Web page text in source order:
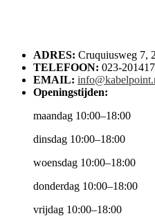
ADRES: Cruquiusweg 7,
TELEFOON: 023-
EMAIL:
Openingstijden:
maandag 10:00–18:00
dinsdag 10:00–18:00
woensdag 10:00–18:00
donderdag 10:00–18:00
vrijdag 10:00–18:00